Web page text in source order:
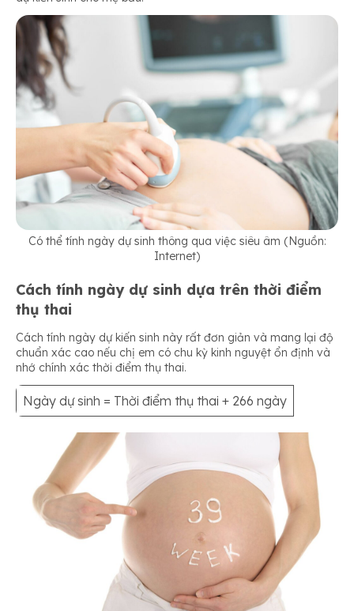
Có thể tính ngày dự sinh thông qua việc siêu âm (Nguồn:
Internet)
Cách tính ngày dự sinh dựa trên thời điểm
thụ thai
Cách tính ngày dự kiến sinh này rất đơn giản và mang lại độ
chuẩn xác cao nếu chị em có chu kỳ kinh nguyệt ổn định và
nhớ chính xác thời điểm thụ thai.
Ngày dự sinh = Thời điểm thụ thai + 266 ngày